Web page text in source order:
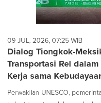
09 JUL, 2026, 07:25 WIB
Dialog Tiongkok-
Transportasi Rel
Kerja sama
Perwakilan UNESCO,